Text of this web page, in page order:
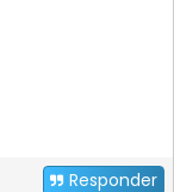
Responder